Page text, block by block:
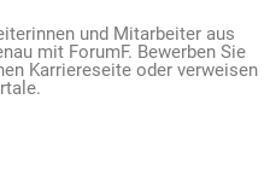
und Mitarbeiter aus
mit ForumF. Bewerben Sie
Karriereseite oder verweisen